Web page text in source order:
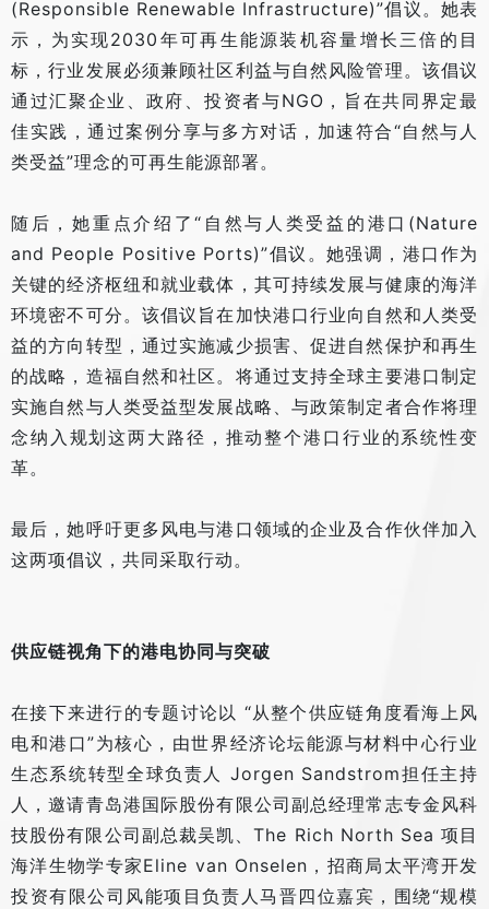
(Responsible Renewable Infrastructure)”倡议。她表
示，为实现2030年可再生能源装机容量增长三倍的目
标，行业发展必须兼顾社区利益与自然风险管理。该倡议
通过汇聚企业、政府、投资者与NGO，旨在共同界定最
佳实践，通过案例分享与多方对话，加速符合“自然与人
类受益”理念的可再生能源部署。
随后，她重点介绍了“自然与人类受益的港口(Nature
and People Positive Ports)”倡议。她强调，港口作为
关键的经济枢纽和就业载体，其可持续发展与健康的海洋
环境密不可分。该倡议旨在加快港口行业向自然和人类受
益的方向转型，通过实施减少损害、促进自然保护和再生
的战略，造福自然和社区。将通过支持全球主要港口制定
实施自然与人类受益型发展战略、与政策制定者合作将理
念纳入规划这两大路径，推动整个港口行业的系统性变
革。
最后，她呼吁更多风电与港口领域的企业及合作伙伴加入
这两项倡议，共同采取行动。
供应链视角下的港电协同与突破
在接下来进行的专题讨论以 “从整个供应链角度看海上风
电和港口”为核心，由世界经济论坛能源与材料中心行业
生态系统转型全球负责人 Jorgen Sandstrom担任主持
人，邀请青岛港国际股份有限公司副总经理常志专金风科
技股份有限公司副总裁吴凯、The Rich North Sea 项目
海洋生物学专家Eline van Onselen，招商局太平湾开发
投资有限公司风能项目负责人马晋四位嘉宾，围绕“规模